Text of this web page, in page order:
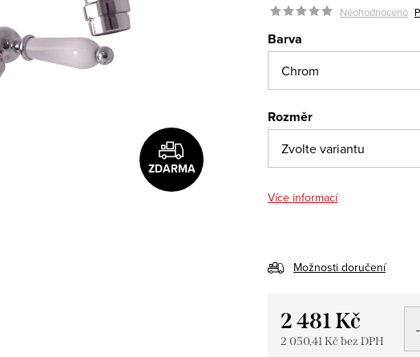
ZDARMA
Neohodnoceno
Barva
Rozměr
Více informací
Možnosti doručení
2 481 Kč
2 050,41 Kč bez DPH